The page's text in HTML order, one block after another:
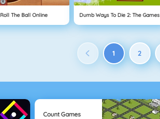
Roll The Ball Online Dumb Ways To Die 2: The Games
1 2
Count Games